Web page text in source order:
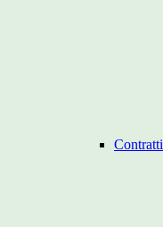
Contratti